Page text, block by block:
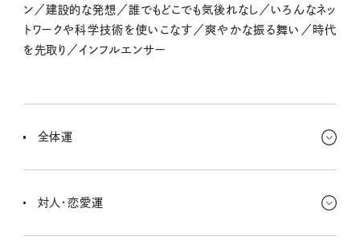
ン／建設的な発想／誰でもどこでも気後れなし／いろんなネッ
トワークや科学技術を使いこなす／爽やかな振る舞い／時代
を先取り／インフルエンサー
全体運
ホのデータ整理をしてると、忘れてたことに気づけていいかも〜！
対人・恋愛運